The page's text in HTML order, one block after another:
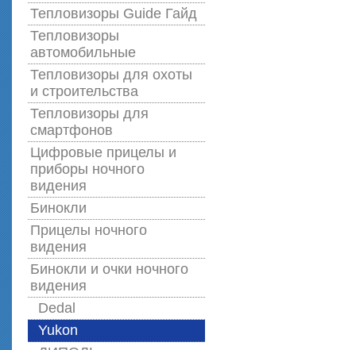
Тепловизоры Guide Гайд
Тепловизоры
автомобильные
Тепловизоры для охоты
и строительства
Тепловизоры для
смартфонов
Цифровые прицелы и
приборы ночного
видения
Бинокли
Прицелы ночного
видения
Бинокли и очки ночного
видения
Dedal
Yukon